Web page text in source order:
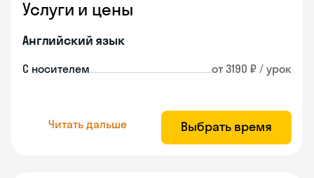
Услуги и цены
Английский язык
С носителем от 3190 ₽ / урок
Читать дальше Выбрать время